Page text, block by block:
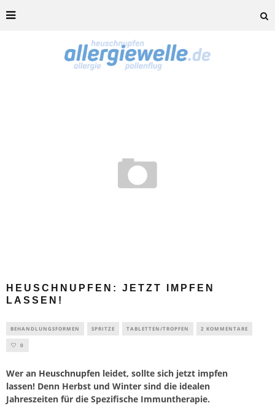
HEUSCHNUPFEN: JETZT IMPFEN
LASSEN!
BEHANDLUNGSFORMEN SPRITZE TABLETTEN/TROPFEN 2 KOMMENTARE
0
Wer an Heuschnupfen leidet, sollte sich jetzt impfen
lassen! Denn Herbst und Winter sind die idealen
Jahreszeiten für die Spezifische Immuntherapie.